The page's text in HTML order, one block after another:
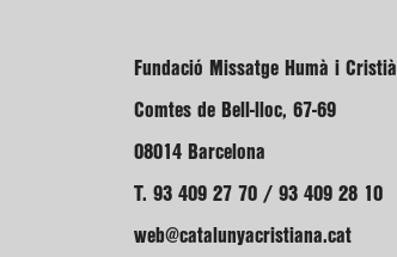
Fundació Missatge Humà i Cristià
Comtes de Bell-lloc, 67-69
08014 Barcelona
T. 93 409 27 70 / 93 409 28 10
web@catalunyacristiana.cat